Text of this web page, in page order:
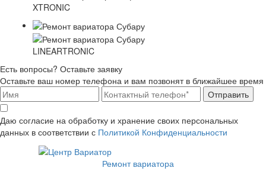
XTRONIC
LINEARTRONIC
Есть вопросы? Оставьте заявку
Оставьте ваш номер телефона и вам позвонят в ближайшее время
Отправить
Даю согласие на обработку и хранение своих персональных
данных в соответствии с Политикой Конфиденциальности
Ремонт вариатора